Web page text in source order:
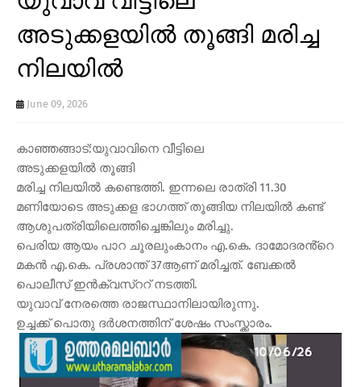
അടുക്കളയിൽ തൂങ്ങി മരിച്ച
നിലയിൽ
June 09, 2026
കാഞ്ഞങ്ങാട്:യുവാവിനെ വീട്ടിലെ
അടുക്കളയിൽ തൂങ്ങി
മരിച്ച നിലയിൽ കണ്ടെത്തി. ഇന്നലെ രാത്രി 11.30
മണിയോടെ അടുക്കള ഭാഗത്ത് തൂങ്ങിയ നിലയിൽ കണ്ട്
ആശുപത്രിയിലെത്തിച്ചെങ്കിലും മരിച്ചു.
പെരിയ ആയം പാറ ചൂരലുംകാനം എ.കെ. ദാമോദരൻ്റെ
മകൻ എ.കെ. പ്രശാന്ത് 37ആണ് മരിച്ചത്. ബേക്കൽ
പൊലീസ് ഇൻക്വസ്ററ് നടത്തി.
യുവാവ് നേരത്തെ രാജസ്ഥാനിലായിരുന്നു.
ഉച്ചക്ക് പൊതു ദർശനത്തിന് ശേഷം സംസ്ക്കാരം.